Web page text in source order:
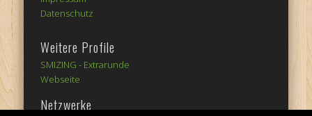
Datenschutz
Weitere Profile
SMIZING - Extrarunde
Webseite
Netzwerke